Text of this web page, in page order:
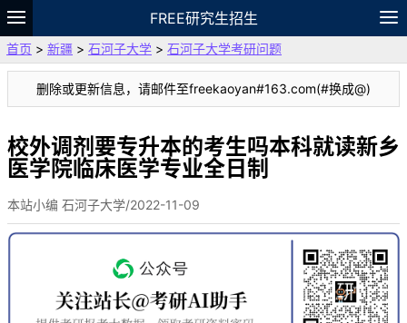
FREE研究生招生
题库
故事 专题 APP 笔记
VIP
资料
首页 > 新疆 > 石河子大学 > 石河子大学考研问题
删除或更新信息，请邮件至freekaoyan#163.com(#换成@)
校外调剂要专升本的考生吗本科就读新乡
医学院临床医学专业全日制
本站小编 石河子大学/2022-11-09